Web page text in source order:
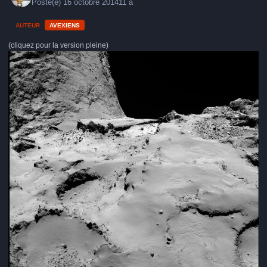
Posté(e) 16 octobre 201411 a
AUTEUR AVEXIENS
(cliquez pour la version pleine)